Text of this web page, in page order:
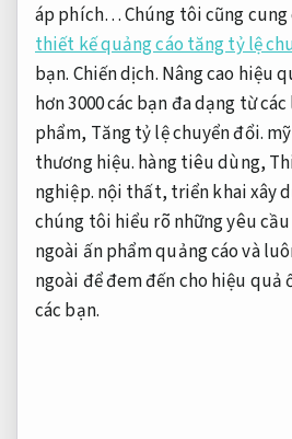
áp phích… Chúng tôi cũng cung
thiết kế quảng cáo tăng tỷ lệ
bạn. Chiến dịch. Nâng cao hiệu
hơn 3000 các bạn đa dạng từ
phẩm, Tăng tỷ lệ chuyển đổi.
thương hiệu. hàng tiêu dùng,
nghiệp. nội thất, triển khai xây
chúng tôi hiểu rõ những yêu
ngoài ấn phẩm quảng cáo và
ngoài để đem đến cho hiệu quả
các bạn.